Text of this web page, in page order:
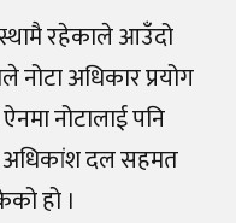
रहेकाले आउँदो
नोटा अधिकार प्रयोग
नोटालाई पनि
अधिकांश दल सहमत
हो ।